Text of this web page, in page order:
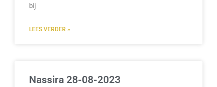
bij
LEES VERDER »
Nassira 28-08-2023